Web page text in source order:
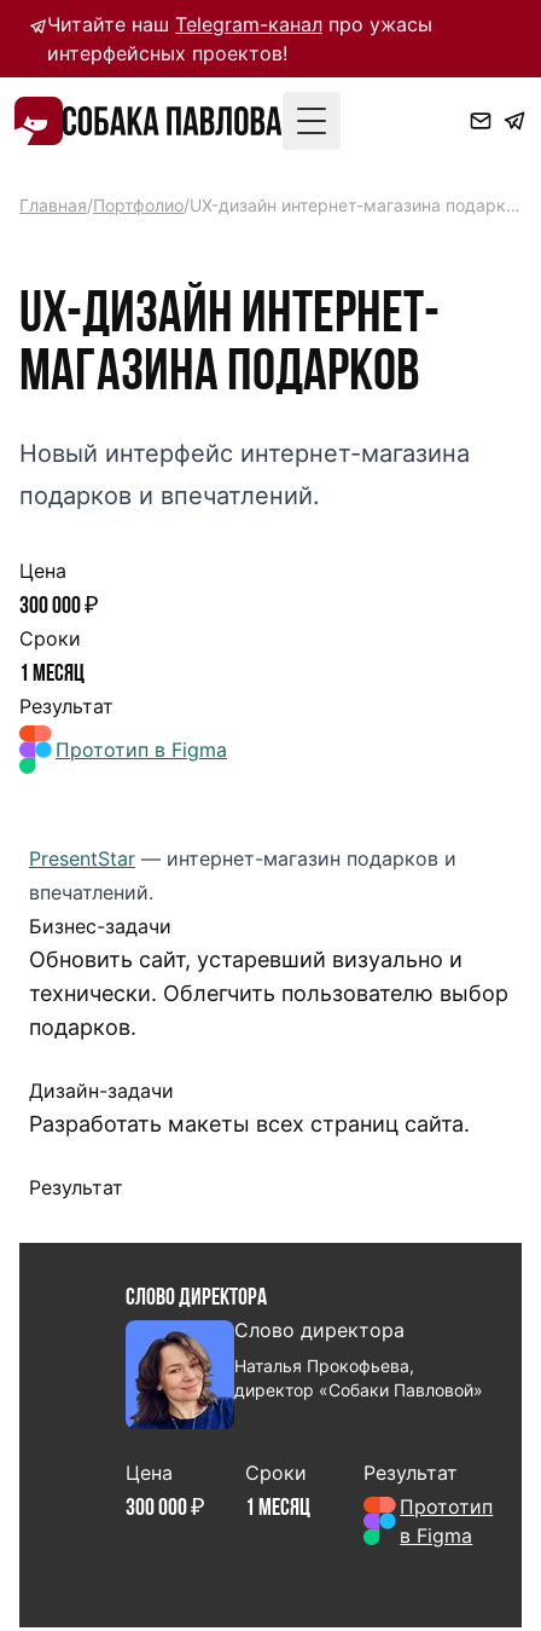
Читайте нашTelegram-канал про ужасы
интерфейсных проектов!
Toggle Menu
Главная/Портфолио/ UX-дизайн интернет-магазина подарков
UX-дизайн интернет-
магазина подарков
Новый интерфейс интернет-магазина
подарков и впечатлений.
Цена
300 000 ₽
Сроки
1 месяц
Результат
Прототип в Figma
PresentStar — интернет-магазин подарков и
впечатлений.
Бизнес-задачи
Обновить сайт, устаревший визуально и
технически. Облегчить пользователю выбор
подарков.
Дизайн-задачи
Разработать макеты всех страниц сайта.
Результат
Слово директора
Слово директора
Наталья Прокофьева,
директор «Собаки Павловой»
Цена
300 000 ₽
Сроки
1 месяц
Результат
Прототип
в Figma